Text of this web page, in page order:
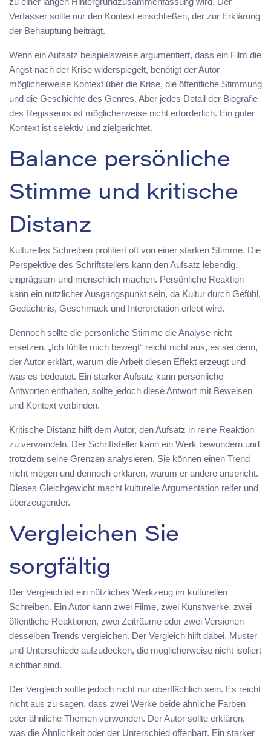
Verfasser sollte nur den Kontext einschließen, der zur Erklärung
der Behauptung beiträgt.
Wenn ein Aufsatz beispielsweise argumentiert, dass ein Film die
Angst nach der Krise widerspiegelt, benötigt der Autor
möglicherweise Kontext über die Krise, die öffentliche Stimmung
und die Geschichte des Genres. Aber jedes Detail der Biografie
des Regisseurs ist möglicherweise nicht erforderlich. Ein guter
Kontext ist selektiv und zielgerichtet.
Balance persönliche
Stimme und kritische
Distanz
Kulturelles Schreiben profitiert oft von einer starken Stimme. Die
Perspektive des Schriftstellers kann den Aufsatz lebendig,
einprägsam und menschlich machen. Persönliche Reaktion
kann ein nützlicher Ausgangspunkt sein, da Kultur durch Gefühl,
Gedächtnis, Geschmack und Interpretation erlebt wird.
Dennoch sollte die persönliche Stimme die Analyse nicht
ersetzen. „Ich fühlte mich bewegt“ reicht nicht aus, es sei denn,
der Autor erklärt, warum die Arbeit diesen Effekt erzeugt und
was es bedeutet. Ein starker Aufsatz kann persönliche
Antworten enthalten, sollte jedoch diese Antwort mit Beweisen
und Kontext verbinden.
Kritische Distanz hilft dem Autor, den Aufsatz in reine Reaktion
zu verwandeln. Der Schriftsteller kann ein Werk bewundern und
trotzdem seine Grenzen analysieren. Sie können einen Trend
nicht mögen und dennoch erklären, warum er andere anspricht.
Dieses Gleichgewicht macht kulturelle Argumentation reifer und
überzeugender.
Vergleichen Sie
sorgfältig
Der Vergleich ist ein nützliches Werkzeug im kulturellen
Schreiben. Ein Autor kann zwei Filme, zwei Kunstwerke, zwei
öffentliche Reaktionen, zwei Zeiträume oder zwei Versionen
desselben Trends vergleichen. Der Vergleich hilft dabei, Muster
und Unterschiede aufzudecken, die möglicherweise nicht isoliert
sichtbar sind.
Der Vergleich sollte jedoch nicht nur oberflächlich sein. Es reicht
nicht aus zu sagen, dass zwei Werke beide ähnliche Farben
oder ähnliche Themen verwenden. Der Autor sollte erklären,
was die Ähnlichkeit oder der Unterschied offenbart. Ein starker